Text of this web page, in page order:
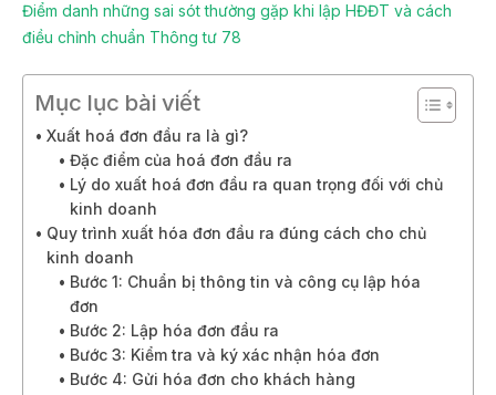
Điểm danh những sai sót thường gặp khi lập HĐĐT và cách
điều chỉnh chuẩn Thông tư 78
Mục lục bài viết
Xuất hoá đơn đầu ra là gì?
Đặc điểm của hoá đơn đầu ra
Lý do xuất hoá đơn đầu ra quan trọng đối với chủ
kinh doanh
Quy trình xuất hóa đơn đầu ra đúng cách cho chủ
kinh doanh
Bước 1: Chuẩn bị thông tin và công cụ lập hóa
đơn
Bước 2: Lập hóa đơn đầu ra
Bước 3: Kiểm tra và ký xác nhận hóa đơn
Bước 4: Gửi hóa đơn cho khách hàng